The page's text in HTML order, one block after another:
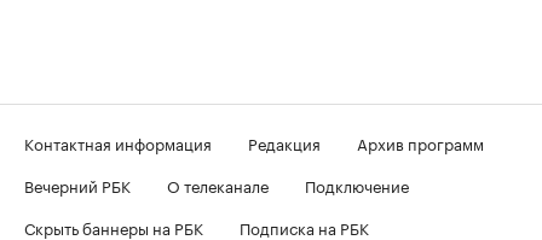
Контактная информация Редакция
Архив программ
Вечерний РБК
О телеканале
Подключение
Скрыть баннеры на РБК
Подписка на РБК